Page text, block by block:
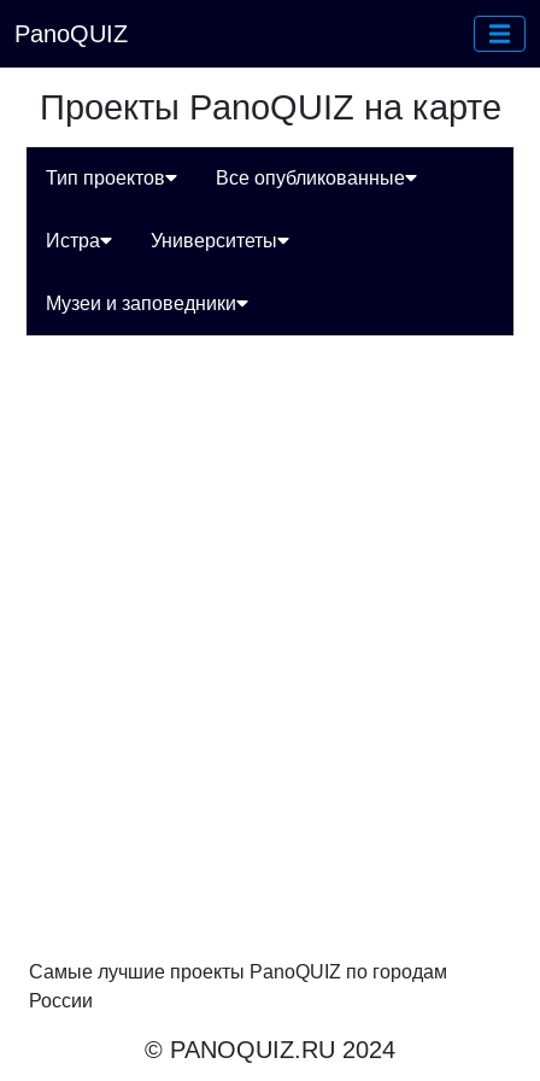
PanoQUIZ
Проекты PanoQUIZ на карте
Тип проектов Все опубликованные
Истра Университеты
Музеи и заповедники
Самые лучшие проекты PanoQUIZ по городам
России
© PANOQUIZ.RU 2024